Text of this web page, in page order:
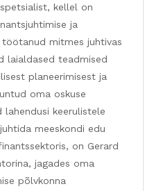
kellel on
ja
mitmes juhtivas
laialdased teadmised
planeerimisest ja
oma oskuse
keerulistele
meeskondi edu
on Gerard
jagades oma
põlvkonna